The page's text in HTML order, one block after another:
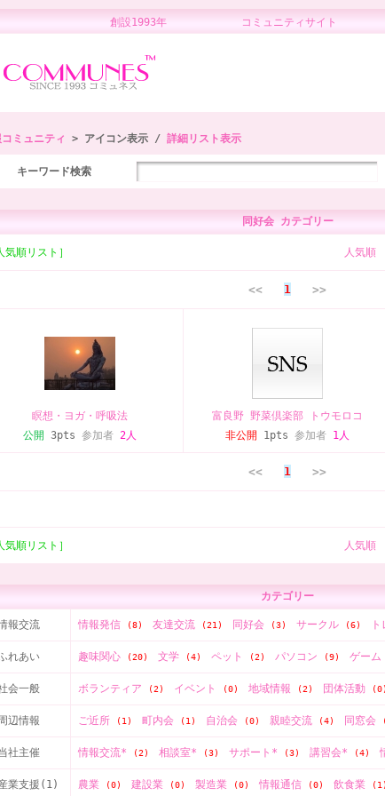
創設1993年 コミュニティサイト
ミュニティ > アイコン表示 / 詳細リスト表示
キーワード検索
同好会 カテゴリー
人気順
気順リスト］
<< 1 >>
瞑想・ヨガ・呼吸法
公開 3pts 参加者 2人
富良野 野菜倶楽部 トウモロコ
非公開 1pts 参加者 1人
<< 1 >>
人気順
気順リスト］
カテゴリー
報交流 情報発信 (8) 友達交流 (21) 同好会 (3) サークル (6)
れあい 趣味関心 (20) 文学 (4) ペット (2) パソコン (9) ゲーム
会一般 ボランティア (2) イベント (0) 地域情報 (2) 団体活動 (0)
辺情報 ご近所 (1) 町内会 (1) 自治会 (0) 親睦交流 (4) 同窓会
社主催 情報交流* (2) 相談室* (3) サポート* (3) 講習会* (4)
業支援(1) 農業 (0) 建設業 (0) 製造業 (0) 情報通信 (0) 飲食業 (1)